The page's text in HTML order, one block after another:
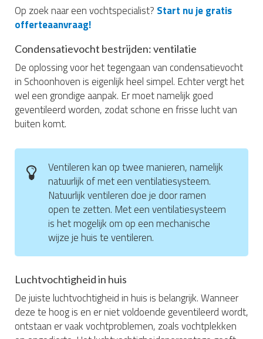
Op zoek naar een vochtspecialist? Start nu je gratis
offerteaanvraag!
Condensatievocht bestrijden: ventilatie
De oplossing voor het tegengaan van condensatievocht
in Schoonhoven is eigenlijk heel simpel. Echter vergt het
wel een grondige aanpak. Er moet namelijk goed
geventileerd worden, zodat schone en frisse lucht van
buiten komt.
Ventileren kan op twee manieren, namelijk
natuurlijk of met een ventilatiesysteem.
Natuurlijk ventileren doe je door ramen
open te zetten. Met een ventilatiesysteem
is het mogelijk om op een mechanische
wijze je huis te ventileren.
Luchtvochtigheid in huis
De juiste luchtvochtigheid in huis is belangrijk. Wanneer
deze te hoog is en er niet voldoende geventileerd wordt,
ontstaan er vaak vochtproblemen, zoals vochtplekken